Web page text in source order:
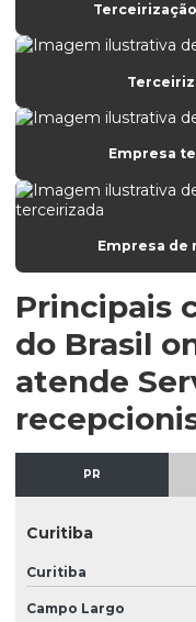
Empresa de portaria
Empresa de prestação
Empresa de prestação
Empresa prestadora de
Empresa que faz
Empresa que presta
Empresa de recepcionista
Empresa de serviços de
Empresa de
Empresa de
Empresa terceirizada de
Empresa terceirizada
Empresa
Empresa
Principais
do Brasil
atende
PR
Curitiba
Curitiba
Campo Largo